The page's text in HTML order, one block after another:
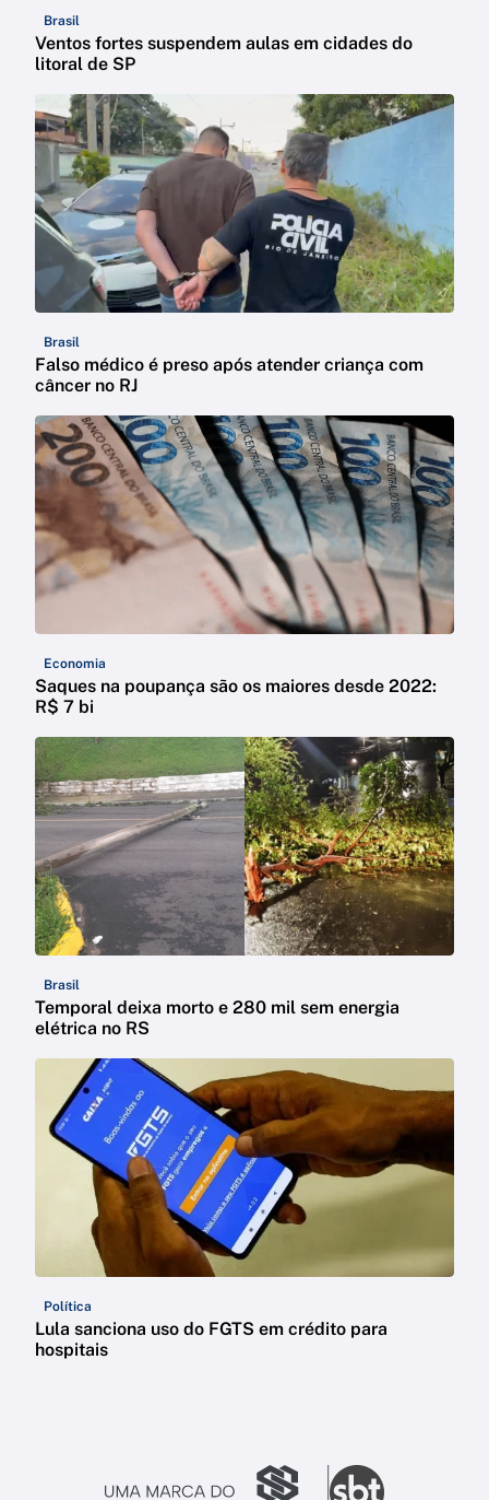
Brasil
Ventos fortes suspendem aulas em cidades do
litoral de SP
Brasil
Falso médico é preso após atender criança com
câncer no RJ
Economia
Saques na poupança são os maiores desde 2022:
R$ 7 bi
Brasil
Temporal deixa morto e 280 mil sem energia
elétrica no RS
Política
Lula sanciona uso do FGTS em crédito para
hospitais